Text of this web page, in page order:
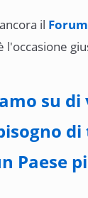
il
l'occasione
su di
Paese